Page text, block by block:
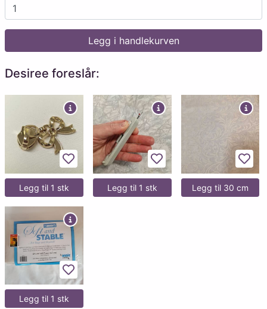
Legg i handlekurven
Desiree foreslår:
Legg til favoritter
Legg til 1 stk
Legg til favoritter
Legg til 1 stk Legg til 30 cm
Legg til favoritter
Legg til 1 stk